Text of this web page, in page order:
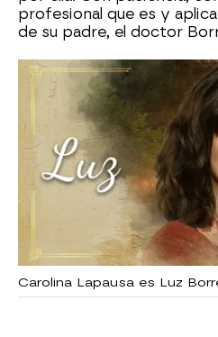
profesional que es y
de su padre, el doctor
Carolina Lapausa es Luz